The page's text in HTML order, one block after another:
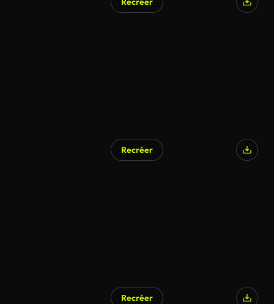
Recréer
Recréer